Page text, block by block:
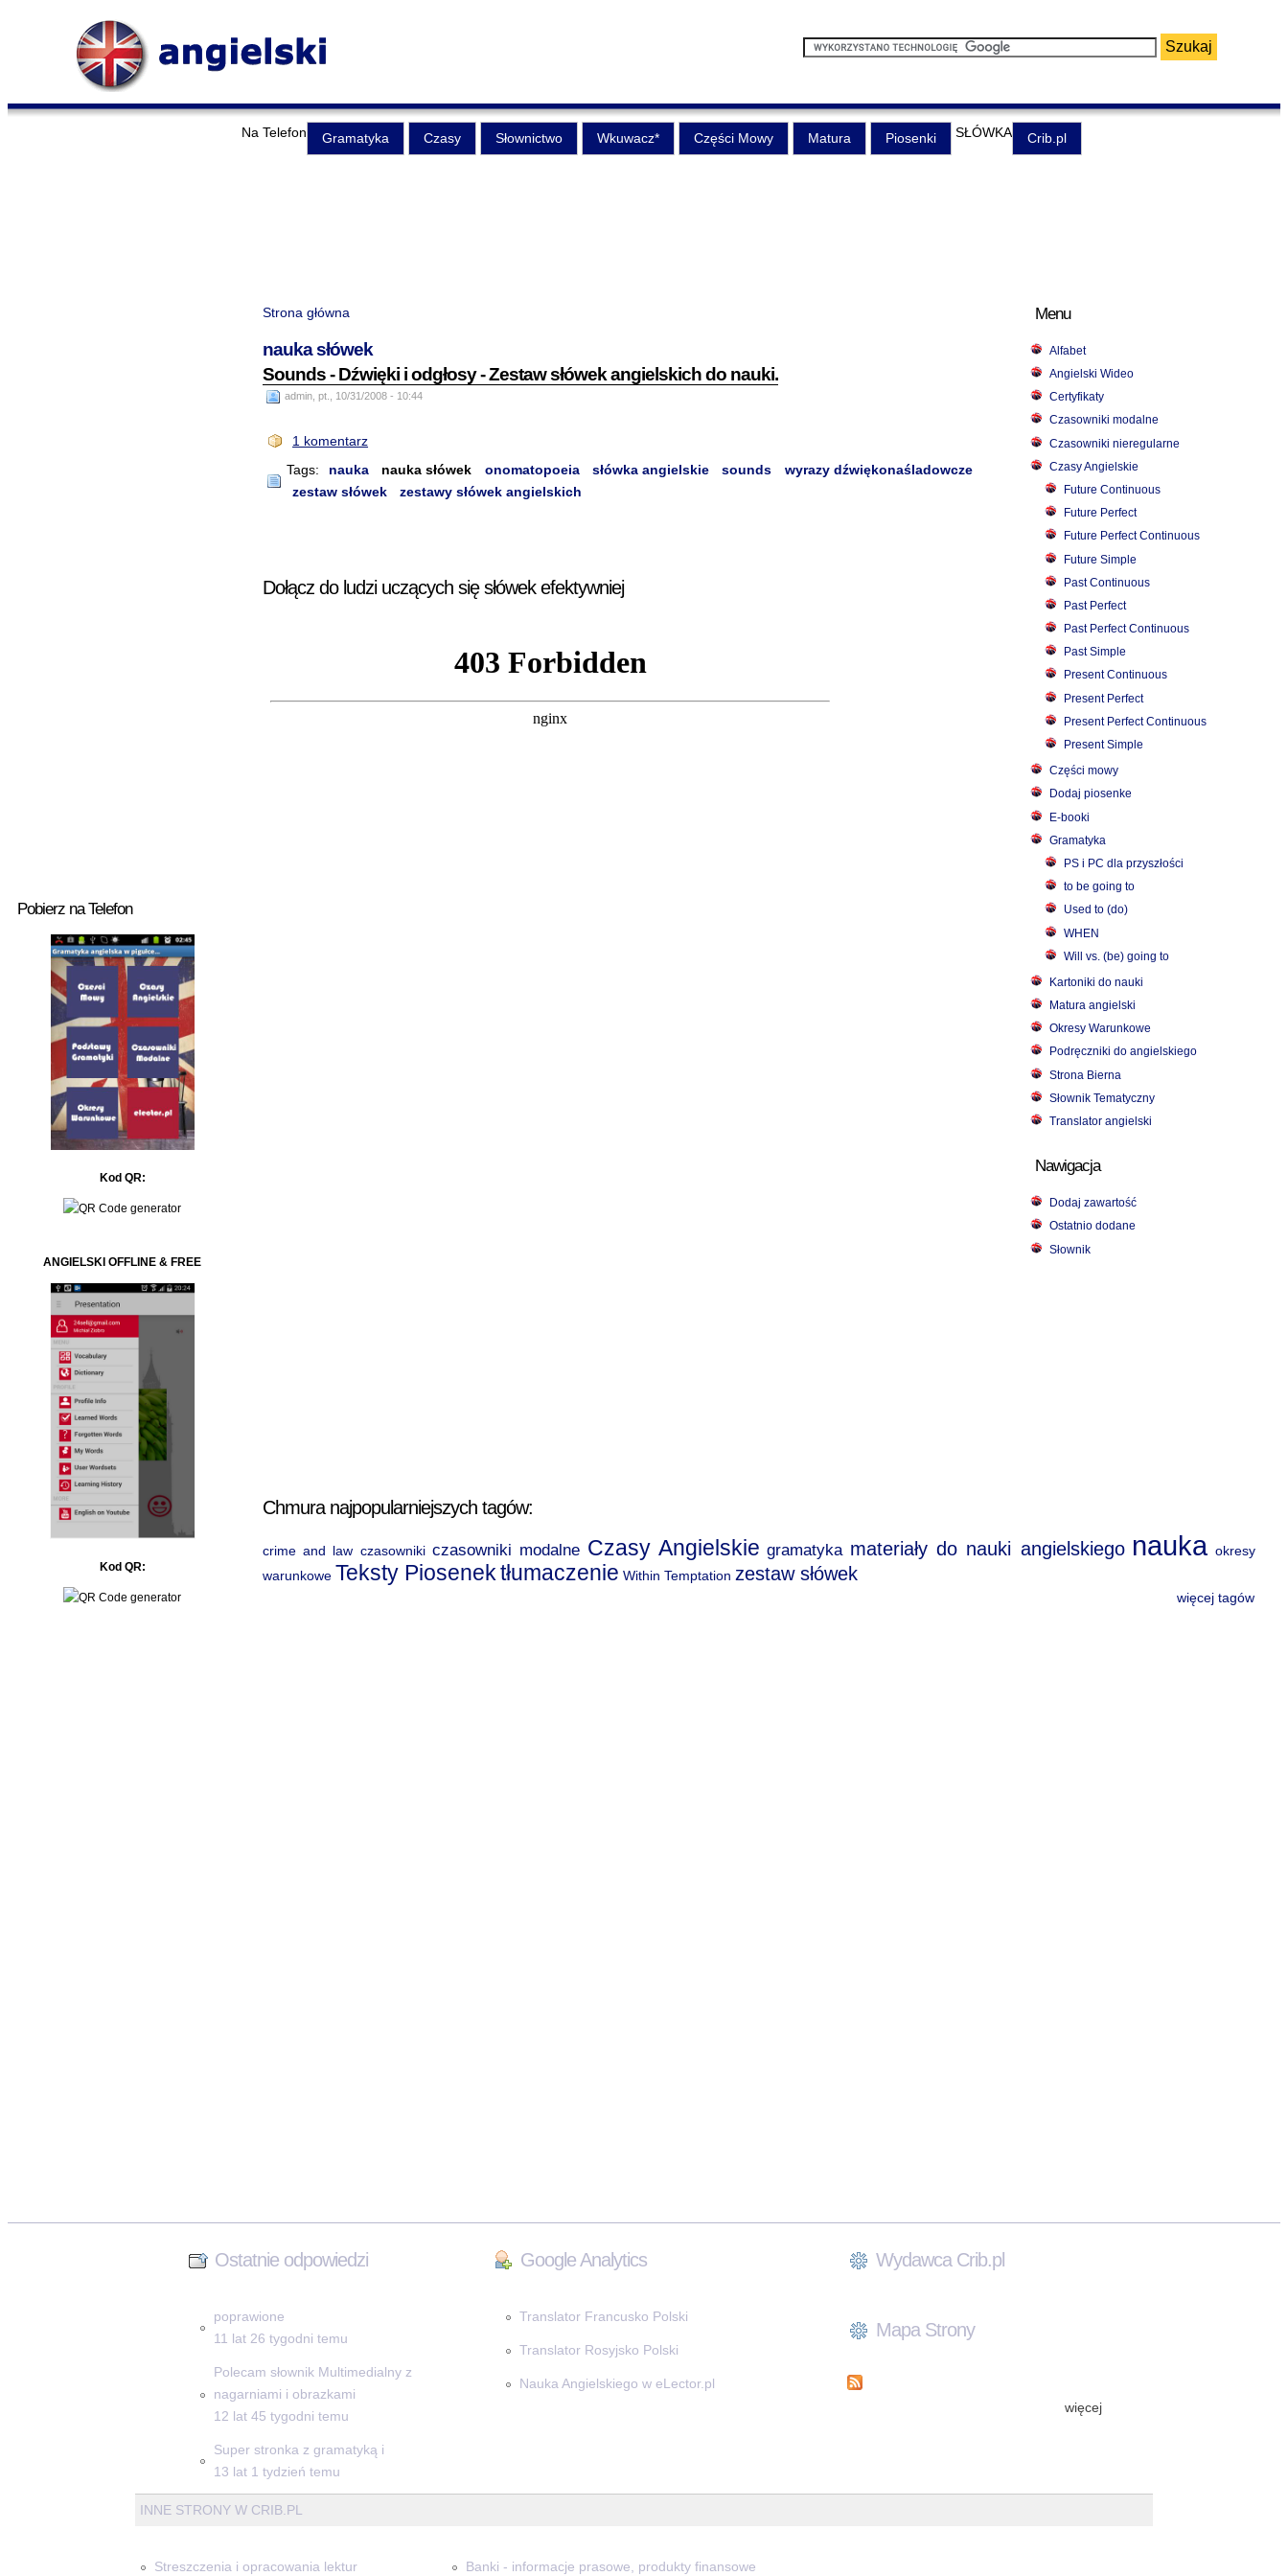
Na Telefon Gramatyka Czasy Słownictwo Wkuwacz* Części Mowy Matura Piosenki SŁÓWKA Crib.pl
Menu
Alfabet
Angielski Wideo
Certyfikaty
Czasowniki modalne
Czasowniki nieregularne
Czasy Angielskie
Future Continuous
Future Perfect
Future Perfect Continuous
Future Simple
Past Continuous
Past Perfect
Past Perfect Continuous
Past Simple
Present Continuous
Present Perfect
Present Perfect Continuous
Present Simple
Części mowy
Dodaj piosenke
E-booki
Gramatyka
PS i PC dla przyszłości
to be going to
Used to (do)
WHEN
Will vs. (be) going to
Kartoniki do nauki
Matura angielski
Okresy Warunkowe
Podręczniki do angielskiego
Strona Bierna
Słownik Tematyczny
Translator angielski
Nawigacja
Dodaj zawartość
Ostatnio dodane
Słownik
Pobierz na Telefon
Kod QR:
ANGIELSKI OFFLINE & FREE
Kod QR:
Strona główna
nauka słówek
Sounds - Dźwięki i odgłosy - Zestaw słówek angielskich do nauki.
admin, pt., 10/31/2008 - 10:44
1 komentarz
Tags:
nauka nauka słówek onomatopoeia słówka angielskie sounds
wyrazy dźwiękonaśladowcze
zestaw słówek
zestawy słówek angielskich
Dołącz do ludzi uczących się słówek efektywniej
Chmura najpopularniejszych tagów:
crime and law czasowniki czasowniki modalne Czasy Angielskie gramatyka materiały do nauki angielskiego nauka okresy
warunkowe Teksty Piosenektłumaczenie Within Temptation zestaw słówek
więcej tagów
Ostatnie odpowiedzi
poprawione
11 lat 26 tygodni temu
Polecam słownik Multimedialny z
nagarniami i obrazkami
12 lat 45 tygodni temu
Super stronka z gramatyką i
13 lat 1 tydzień temu
Google Analytics
Translator Francusko Polski
Translator Rosyjsko Polski
Nauka Angielskiego w eLector.pl
Wydawca Crib.pl
Mapa Strony
więcej
INNE STRONY W CRIB.PL
Streszczenia i opracowania lektur
Banki - informacje prasowe, produkty finansowe